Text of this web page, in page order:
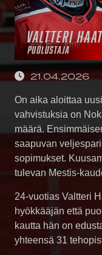
21.04.2026
On aika aloittaa
vahvistuksia on
määrä.
saapuvan
sopimukset.
tulevan Mestis-
24-vuotias Valtteri
hyökkääjän että
kautta hän on
yhteensä 31